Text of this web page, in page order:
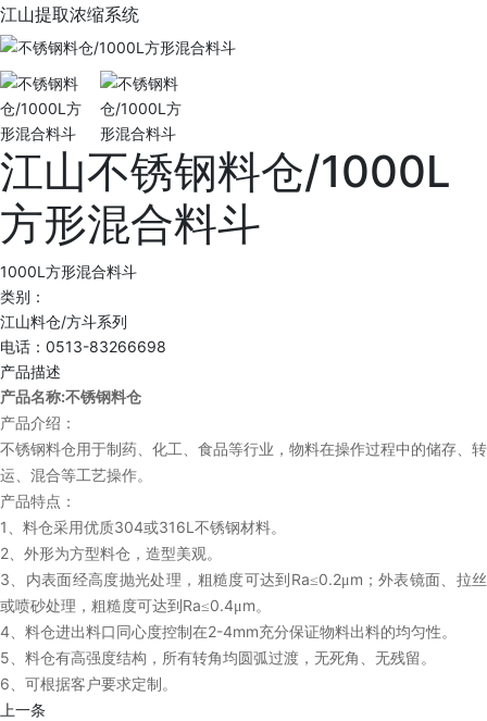
江山提取浓缩系统
江山不锈钢料仓/1000L
方形混合料斗
1000L方形混合料斗
类别：
江山料仓/方斗系列
电话：0513-83266698
产品描述
产品名称:不锈钢料仓
产品介绍：
不锈钢料仓用于制药、化工、食品等行业，物料在操作过程中的储存、转
运、混合等工艺操作。
产品特点：
1 、料仓采用优质304或316L 不锈钢材料。
2、外形为方型料仓，造型美观。
3、内表面经高度抛光处理，粗糙度可达到 Ra≤0.2μm ；外表镜面、拉丝
或喷砂处理，粗糙度可达到 Ra≤0.4μm。
4、料仓进出料口同心度控制在2-4mm充分保证物料出料的均匀性。
5、料仓有高强度结构，所有转角均圆弧过渡，无死角、无残留。
6、可根据客户要求定制。
上一条